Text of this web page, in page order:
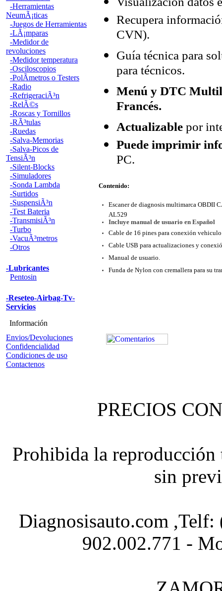
-Herramientas
NeumÃ¡ticas
-Juegos de Herramientas
-LÃ¡mparas
-Medidor de
revoluciones
-Medidor temperatura
-Osciloscopios
-PolÃ­metros o Testers
-Radio
-RefrigeraciÃ³n
-RelÃ©s
-Roscas y Tornillos
-RÃ³tulas
-Ruedas
-Salva-Memorias
-Salva-Picos de
TensiÃ³n
-Silent-Blocks
-Simuladores
-Sonda Lambda
-Surtidos
-SuspensiÃ³n
-Test Bateria
-TransmisiÃ³n
-Turbo
-VacuÃ³metros
-Otros
-Lubricantes
Pentosin
-Reseteo-Airbag-Tv-
Servicios
Información
Envios/Devoluciones
Confidencialidad
Condiciones de uso
Contactenos
Recupera
CVN).
Guía técnica para
para técnicos.
Menú y DTC
Francés.
Actualizable por
Puede imprimir
PC.
Contenido:
Escaner de diagnosis multimarca OBDII
AL529
Incluye manual de usuario en Español
Cable de 16 pines para conexión
Cable USB para actualizaciones y
Manual de usuario.
Funda de Nylon con cremallera para su
PRECIOS
Prohibida la
sin
Diagnosisauto.com
902.002.771 -